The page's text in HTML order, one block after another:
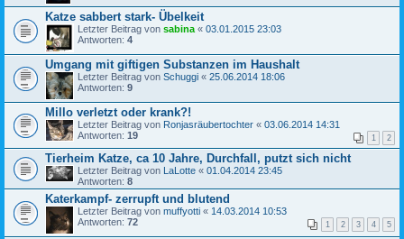
Katze sabbert stark- Übelkeit
Letzter Beitrag von sabina « 03.01.2015 23:03
Antworten: 4
Umgang mit giftigen Substanzen im Haushalt
Letzter Beitrag von Schuggi « 25.06.2014 18:06
Antworten: 9
Millo verletzt oder krank?!
Letzter Beitrag von Ronjasräubertochter « 03.06.2014 14:31
Antworten: 19 1 2
Tierheim Katze, ca 10 Jahre, Durchfall, putzt sich nicht
Letzter Beitrag von LaLotte « 01.04.2014 23:45
Antworten: 8
Katerkampf- zerrupft und blutend
Letzter Beitrag von muffyotti « 14.03.2014 10:53
Antworten: 72 1 2 3 4 5